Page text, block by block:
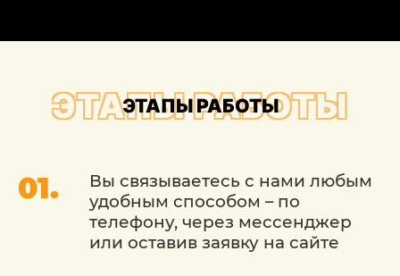
кузовного ремонта «ДетейлингофЪ»
также специализированное и
проверенное временем оборудование.
ЭТАПЫ РАБОТЫ
ЭТАПЫ РАБОТЫ
Вы связываетесь с нами любым
удобным способом – по
телефону, через мессенджер
или оставив заявку на сайте